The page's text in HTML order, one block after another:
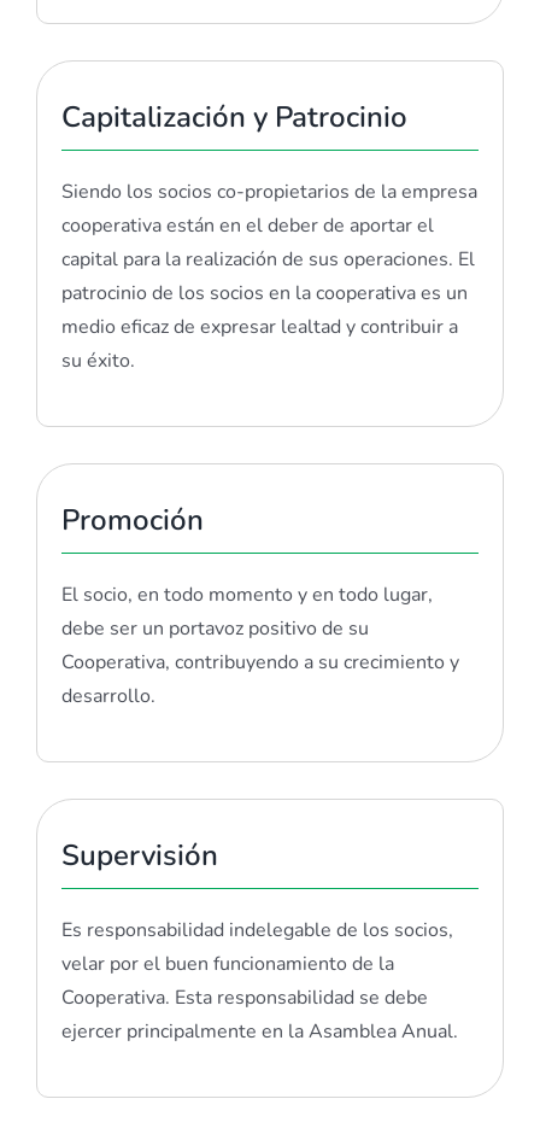
Capitalización y Patrocinio
Siendo los socios co-propietarios de la empresa
cooperativa están en el deber de aportar el
capital para la realización de sus operaciones. El
patrocinio de los socios en la cooperativa es un
medio eficaz de expresar lealtad y contribuir a
su éxito.
Promoción
El socio, en todo momento y en todo lugar,
debe ser un portavoz positivo de su
Cooperativa, contribuyendo a su crecimiento y
desarrollo.
Supervisión
Es responsabilidad indelegable de los socios,
velar por el buen funcionamiento de la
Cooperativa. Esta responsabilidad se debe
ejercer principalmente en la Asamblea Anual.